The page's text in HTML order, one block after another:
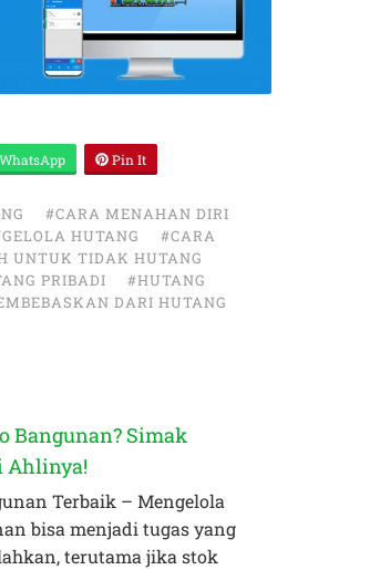
WhatsApp Pin It
#CARA MENAHAN DIRI
HUTANG
#CARA
UNTUK TIDAK HUTANG
PRIBADI
#HUTANG
DARI HUTANG
Bangunan? Simak
Ahlinya!
Terbaik – Mengelola
bisa menjadi tugas yang
terutama jika stok